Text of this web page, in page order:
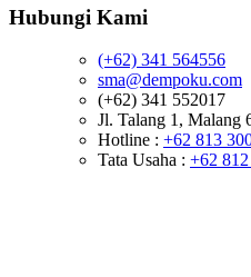
Hubungi Kami
(+62) 341 564556
sma@dempoku.com
(+62) 341 552017
Jl. Talang 1, Malang
Hotline : +62 813
Tata Usaha : +62